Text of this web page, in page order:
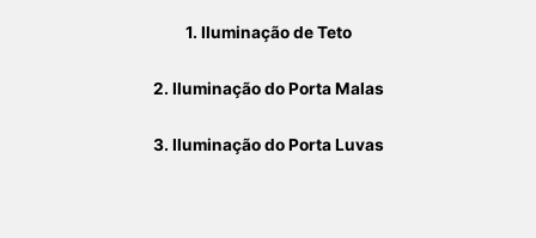
1. Iluminação de Teto
2. Iluminação do Porta Malas
3. Iluminação do Porta Luvas